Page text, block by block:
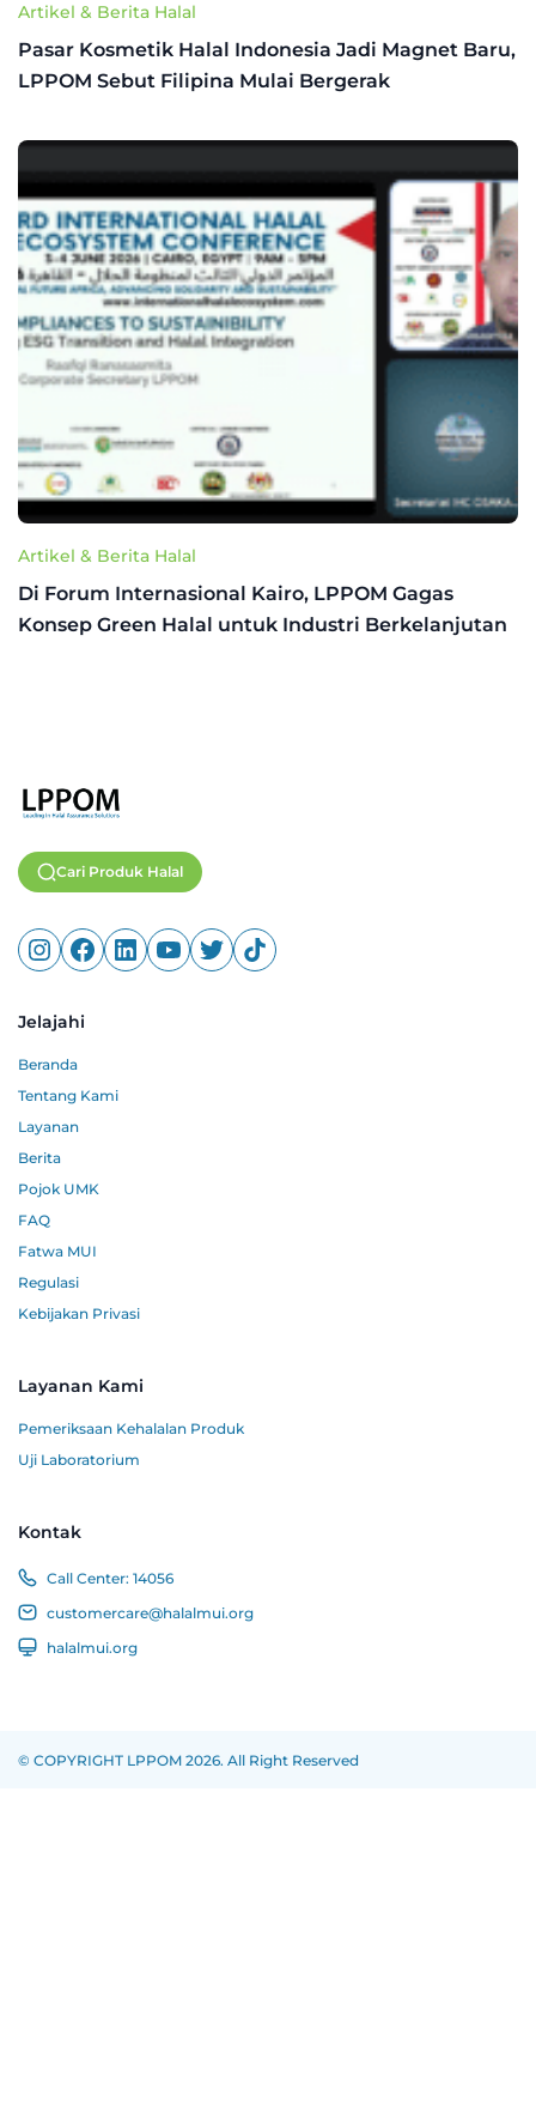
Artikel & Berita Halal
Pasar Kosmetik Halal Indonesia Jadi Magnet Baru,
LPPOM Sebut Filipina Mulai Bergerak
Artikel & Berita Halal
Di Forum Internasional Kairo, LPPOM Gagas
Konsep Green Halal untuk Industri Berkelanjutan
Cari Produk Halal
Jelajahi
Beranda
Tentang Kami
Layanan
Berita
Pojok UMK
FAQ
Fatwa MUI
Regulasi
Kebijakan Privasi
Layanan Kami
Pemeriksaan Kehalalan Produk
Uji Laboratorium
Kontak
Call Center: 14056
customercare@halalmui.org
halalmui.org
© COPYRIGHT LPPOM 2026. All Right Reserved